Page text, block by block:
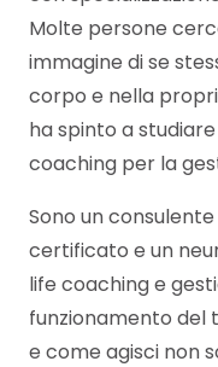
Molte persone
immagine di se
corpo e nella
ha spinto a
coaching per la
Sono un
certificato e un
life coaching e
funzionamento del
e come agisci non